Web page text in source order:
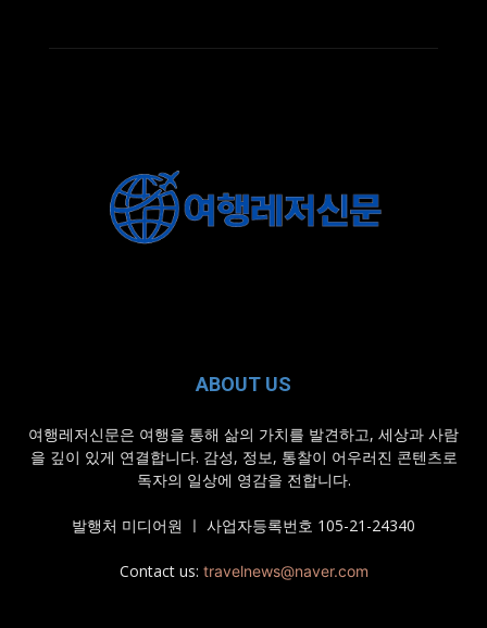
ABOUT US
여행레저신문은 여행을 통해 삶의 가치를 발견하고, 세상과 사람
을 깊이 있게 연결합니다. 감성, 정보, 통찰이 어우러진 콘텐츠로
독자의 일상에 영감을 전합니다.
발행처 미디어원 ㅣ 사업자등록번호 105-21-24340
Contact us: travelnews@naver.com